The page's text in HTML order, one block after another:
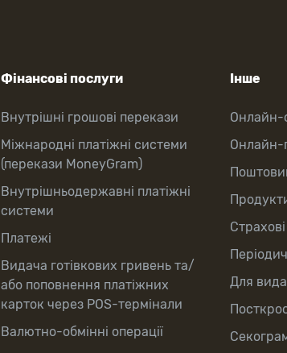
Фінансові послуги
Внутрішні грошові перекази
Міжнародні платіжні системи
(перекази MoneyGram)
Внутрішньодержавні платіжні
системи
Платежі
Видача готівкових гривень та/
або поповнення платіжних
карток через POS-термінали
Валютно-обмінні операції
Інше
Онлайн-
Онлайн-
Для